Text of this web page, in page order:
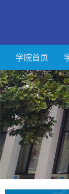
学院首页